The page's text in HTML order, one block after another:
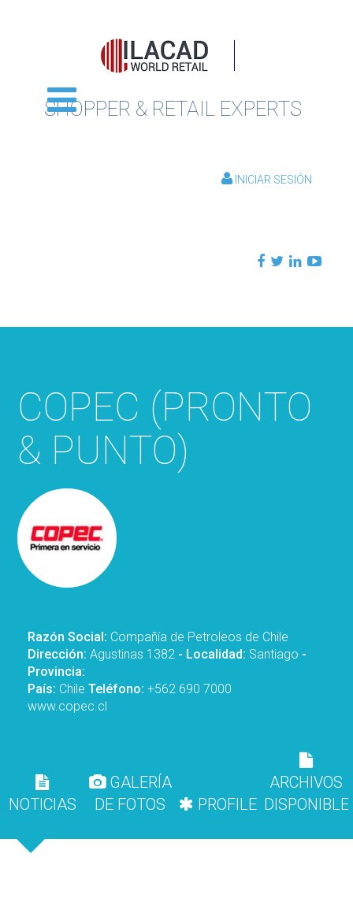
SHOPPER & RETAIL EXPERTS
INICIAR SESIÓN
COPEC (PRONTO
& PUNTO)
Razón Social: Compañía de Petroleos de Chile
Dirección:Agustinas 1382 - Localidad: Santiago -
Provincia:
País: Chile Teléfono:+562 690 7000
www.copec.cl
NOTICIAS
GALERÍA
DE FOTOS
PROFILE
ARCHIVOS